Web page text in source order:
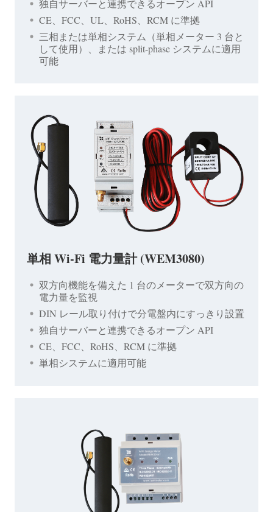
独自サーバーと連携できるオープン API
CE、FCC、UL、RoHS、RCM に準拠
三相または単相システム（単相メーター 3 台と
して使用）、または split-phase システムに適用
可能
単相 Wi-Fi 電力量計 (WEM3080)
双方向機能を備えた 1 台のメーターで双方向の
電力量を監視
DIN レール取り付けで分電盤内にすっきり設置
独自サーバーと連携できるオープン API
CE、FCC、RoHS、RCM に準拠
単相システムに適用可能